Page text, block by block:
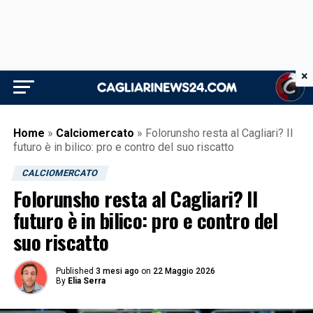
Home » Calciomercato » Folorunsho resta al Cagliari? Il
futuro è in bilico: pro e contro del suo riscatto
CALCIOMERCATO
Folorunsho resta al Cagliari? Il
futuro è in bilico: pro e contro del
suo riscatto
Published 3 mesi ago on 22 Maggio 2026
By Elia Serra
×